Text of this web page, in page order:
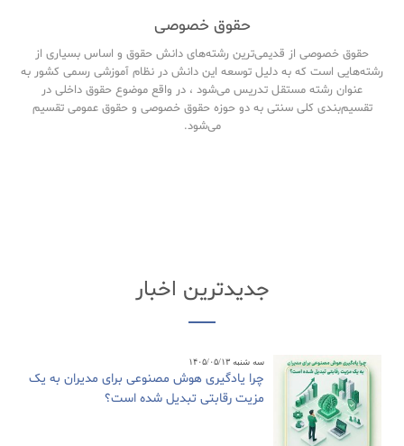
حقوق خصوصی
حقوق خصوصی از قدیمی‌ترین رشته‌های دانش حقوق و اساس بسیاری از
رشته‌هایی است که به دلیل توسعه این دانش در نظام آموزشی رسمی کشور به
عنوان رشته مستقل تدریس می‌شود ، در واقع موضوع حقوق داخلی در
تقسیم‌بندی کلی سنتی به دو حوزه حقوق خصوصی و حقوق‌ عمومی تقسیم
می‌شود.
جدیدترین اخبار
سه شنبه ۱۴۰۵/۰۵/۱۳
چرا یادگیری هوش مصنوعی برای مدیران به یک
مزیت رقابتی تبدیل شده است؟